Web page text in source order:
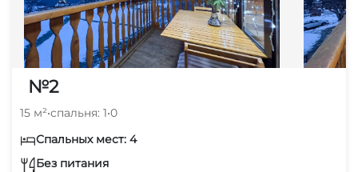
№2
15 м²•спальня: 1•0
Спальных мест: 4
Без питания